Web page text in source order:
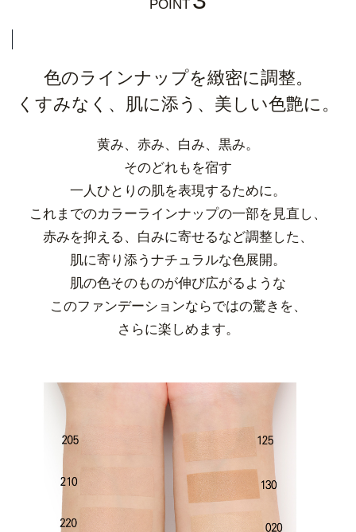
POINT
色のラインナップを緻密に調整。
くすみなく、肌に添う、美しい色艶に。
黄み、赤み、白み、黒み。
そのどれもを宿す
一人ひとりの肌を表現するために。
これまでのカラーラインナップの一部を見直し、
赤みを抑える、白みに寄せるなど調整した、
肌に寄り添うナチュラルな色展開。
肌の色そのものが伸び広がるような
このファンデーションならではの驚きを、
さらに楽しめます。